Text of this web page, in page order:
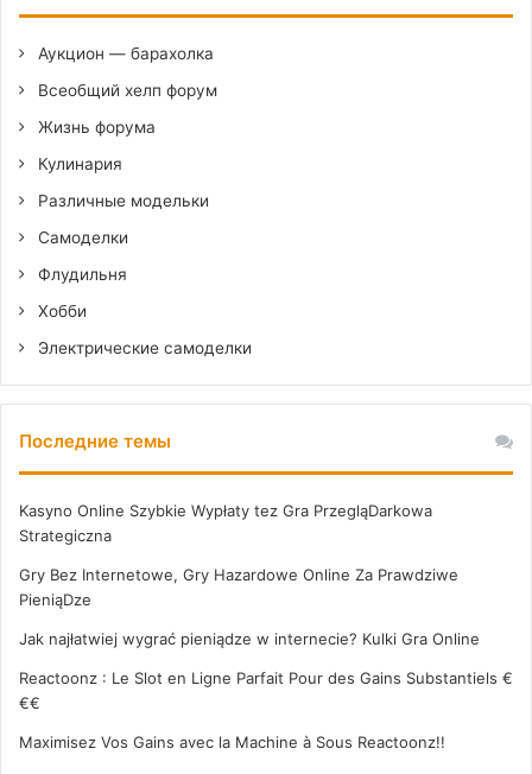
Аукцион — барахолка
Всеобщий хелп форум
Жизнь форума
Кулинария
Различные модельки
Самоделки
Флудильня
Хобби
Электрические самоделки
Последние темы
Kasyno Online Szybkie Wypłaty tez Gra PrzegląDarkowa
Strategiczna
Gry Bez Internetowe, Gry Hazardowe Online Za Prawdziwe
PieniąDze
Jak najłatwiej wygrać pieniądze w internecie? Kulki Gra Online
Reactoonz : Le Slot en Ligne Parfait Pour des Gains Substantiels €
€€
Maximisez Vos Gains avec la Machine à Sous Reactoonz!!